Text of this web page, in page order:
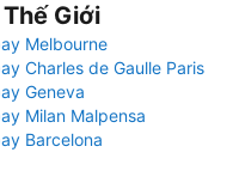
Giới
Melbourne
Charles de Gaulle Paris
Geneva
Milan Malpensa
Barcelona